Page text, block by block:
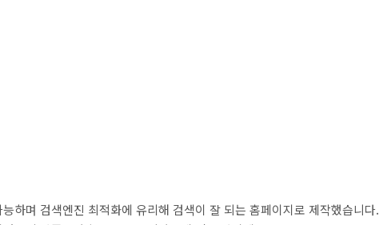
하며 검색엔진 최적화에 유리해 검색이 잘 되는 홈페이지로 제작했습니다.